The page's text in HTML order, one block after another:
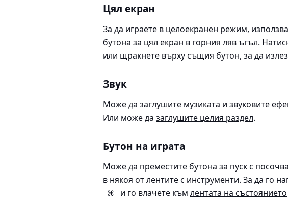
Цял екран
За да играете в целоекранен режим,
бутона за цял екран в горния ляв ъгъл.
или щракнете върху същия бутон, за да
Звук
Може да заглушите музиката и звуковите
Или може да заглушите целия раздел.
Бутон на играта
Може да преместите бутона за пуск с
в някоя от лентите с инструменти. За да го
⌘ и го влачете към лентата на състоянието